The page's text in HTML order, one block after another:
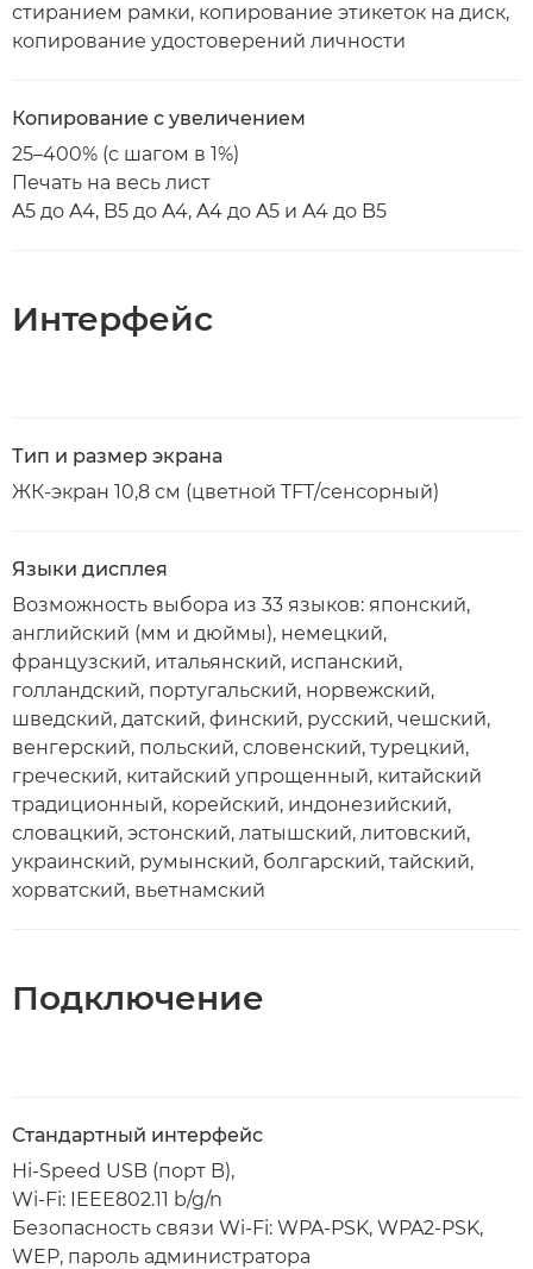
стиранием рамки, копирование этикеток на диск,
копирование удостоверений личности
Копирование с увеличением
25–400% (с шагом в 1%)
Печать на весь лист
A5 до A4, B5 до A4, A4 до A5 и A4 до B5
Интерфейс
Тип и размер экрана
ЖК-экран 10,8 см (цветной TFT/сенсорный)
Языки дисплея
Возможность выбора из 33 языков: японский,
английский (мм и дюймы), немецкий,
французский, итальянский, испанский,
голландский, португальский, норвежский,
шведский, датский, финский, русский, чешский,
венгерский, польский, словенский, турецкий,
греческий, китайский упрощенный, китайский
традиционный, корейский, индонезийский,
словацкий, эстонский, латышский, литовский,
украинский, румынский, болгарский, тайский,
хорватский, вьетнамский
Подключение
Стандартный интерфейс
Hi-Speed USB (порт B),
Wi-Fi: IEEE802.11 b/g/n
Безопасность связи Wi-Fi: WPA-PSK, WPA2-PSK,
WEP, пароль администратора